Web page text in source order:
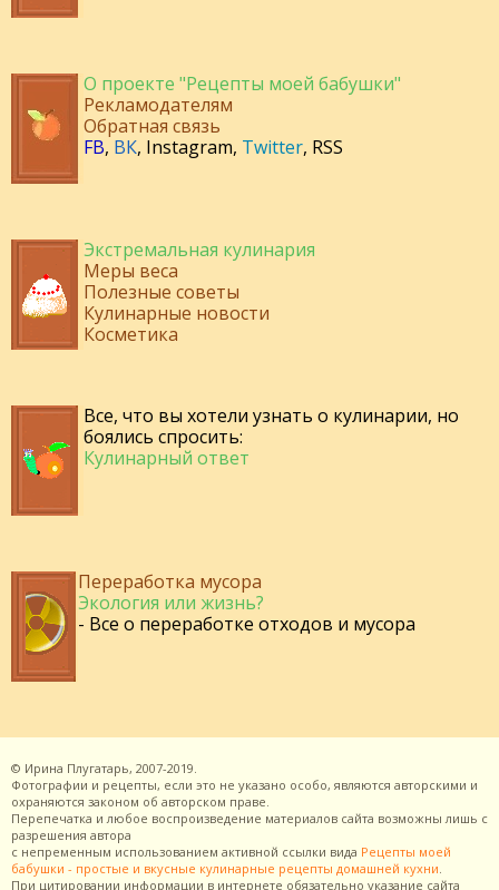
О проекте "Рецепты моей бабушки"
Рекламодателям
Обратная связь
FB, ВК, Instagram, Twitter, RSS
Экстремальная кулинария
Меры веса
Полезные советы
Кулинарные новости
Косметика
Все, что вы хотели узнать о кулинарии, но
боялись спросить:
Кулинарный ответ
Переработка мусора
Экология или жизнь?
- Все о переработке отходов и мусора
© Ирина Плугатарь, 2007-2019.
Фотографии и рецепты, если это не указано особо, являются авторскими и
охраняются законом об авторском праве.
Перепечатка и любое воспроизведение материалов сайта возможны лишь с
разрешения автора
с непременным использованием активной ссылки вида Рецепты моей
бабушки - простые и вкусные кулинарные рецепты домашней кухни.
При цитировании информации в интернете обязательно указание сайта